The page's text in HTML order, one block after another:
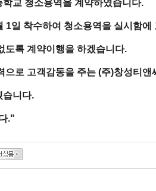
학교 청소용역을 계약하였습니다.
1일 착수하여 청소용역을 실시함에
도록 계약이행을 하겠습니다.
으로 고객감동을 주는 (주)창성티앤
습니다.
."